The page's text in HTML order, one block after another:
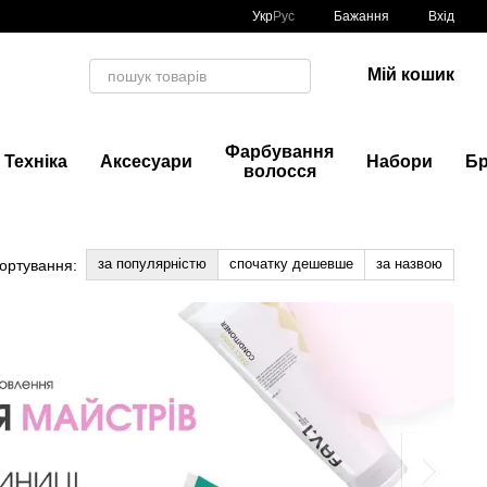
УкрРус Бажання Вхід
Мій кошик
Техніка Аксесуари
Фарбування
волосся
Набори
за популярністю спочатку дешевше за назвою